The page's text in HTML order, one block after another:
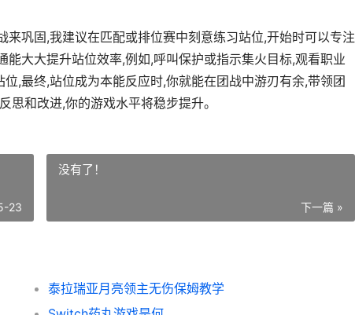
巩固,我建议在匹配或排位赛中刻意练习站位,开始时可以专注
大大提升站位效率,例如,呼叫保护或指示集火目标,观看职业
,最终,站位成为本能反应时,你就能在团战中游刃有余,带领团
思和改进,你的游戏水平将稳步提升。
23
没有了！
下一篇 »
泰拉瑞亚月亮领主无伤保姆教学